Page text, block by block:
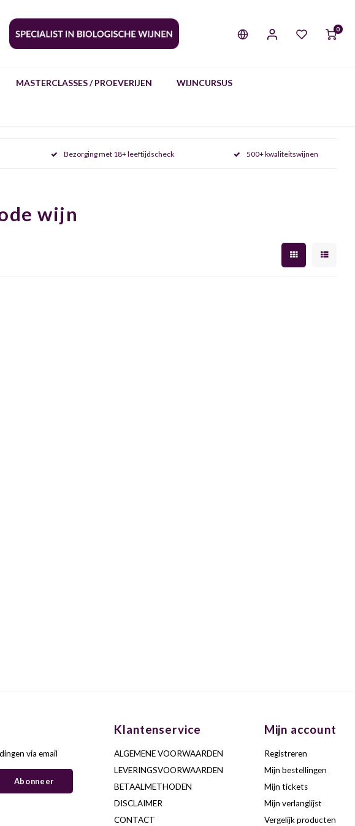
0
MASTERCLASSES / PROEVERIJEN WIJNCURSUS
Bezorging met 18+ leeftijdscheck 500+ kwaliteitswijnen
wijn
via email
Abonneer
Klantenservice
ALGEMENE VOORWAARDEN
LEVERINGSVOORWAARDEN
BETAALMETHODEN
DISCLAIMER
CONTACT
Mijn account
Registreren
Mijn bestellingen
Mijn tickets
Mijn verlanglijst
Vergelijk producten